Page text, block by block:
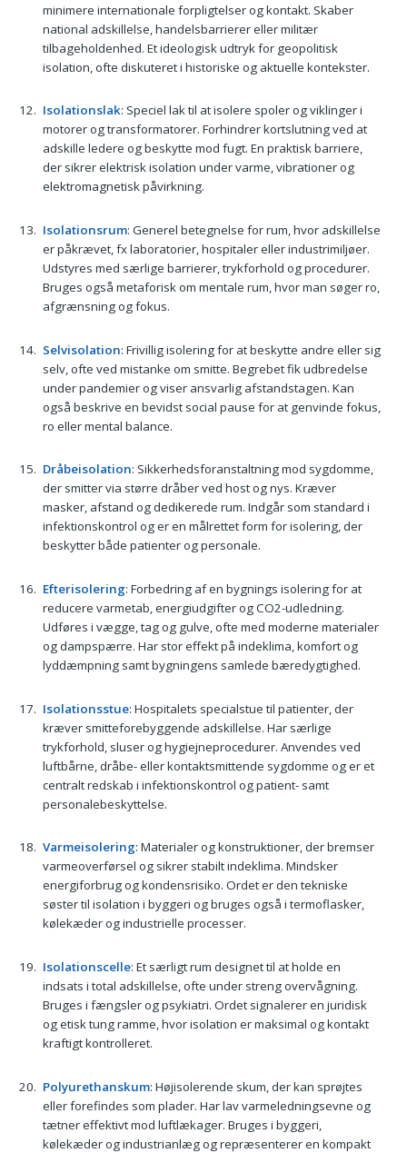
minimere internationale forpligtelser og kontakt. Skaber
national adskillelse, handelsbarrierer eller militær
tilbageholdenhed. Et ideologisk udtryk for geopolitisk
isolation, ofte diskuteret i historiske og aktuelle kontekster.
Isolationslak: Speciel lak til at isolere spoler og viklinger i
motorer og transformatorer. Forhindrer kortslutning ved at
adskille ledere og beskytte mod fugt. En praktisk barriere,
der sikrer elektrisk isolation under varme, vibrationer og
elektromagnetisk påvirkning.
Isolationsrum: Generel betegnelse for rum, hvor adskillelse
er påkrævet, fx laboratorier, hospitaler eller industrimiljøer.
Udstyres med særlige barrierer, trykforhold og procedurer.
Bruges også metaforisk om mentale rum, hvor man søger ro,
afgrænsning og fokus.
Selvisolation: Frivillig isolering for at beskytte andre eller sig
selv, ofte ved mistanke om smitte. Begrebet fik udbredelse
under pandemier og viser ansvarlig afstandstagen. Kan
også beskrive en bevidst social pause for at genvinde fokus,
ro eller mental balance.
Dråbeisolation: Sikkerhedsforanstaltning mod sygdomme,
der smitter via større dråber ved host og nys. Kræver
masker, afstand og dedikerede rum. Indgår som standard i
infektionskontrol og er en målrettet form for isolering, der
beskytter både patienter og personale.
Efterisolering: Forbedring af en bygnings isolering for at
reducere varmetab, energiudgifter og CO2-udledning.
Udføres i vægge, tag og gulve, ofte med moderne materialer
og dampspærre. Har stor effekt på indeklima, komfort og
lyddæmpning samt bygningens samlede bæredygtighed.
Isolationsstue: Hospitalets specialstue til patienter, der
kræver smitteforebyggende adskillelse. Har særlige
trykforhold, sluser og hygiejneprocedurer. Anvendes ved
luftbårne, dråbe- eller kontaktsmittende sygdomme og er et
centralt redskab i infektionskontrol og patient- samt
personalebeskyttelse.
Varmeisolering: Materialer og konstruktioner, der bremser
varmeoverførsel og sikrer stabilt indeklima. Mindsker
energiforbrug og kondensrisiko. Ordet er den tekniske
søster til isolation i byggeri og bruges også i termoflasker,
kølekæder og industrielle processer.
Isolationscelle: Et særligt rum designet til at holde en
indsats i total adskillelse, ofte under streng overvågning.
Bruges i fængsler og psykiatri. Ordet signalerer en juridisk
og etisk tung ramme, hvor isolation er maksimal og kontakt
kraftigt kontrolleret.
Polyurethanskum: Højisolerende skum, der kan sprøjtes
eller forefindes som plader. Har lav varmeledningsevne og
tætner effektivt mod luftlækager. Bruges i byggeri,
kølekæder og industrianlæg og repræsenterer en kompakt